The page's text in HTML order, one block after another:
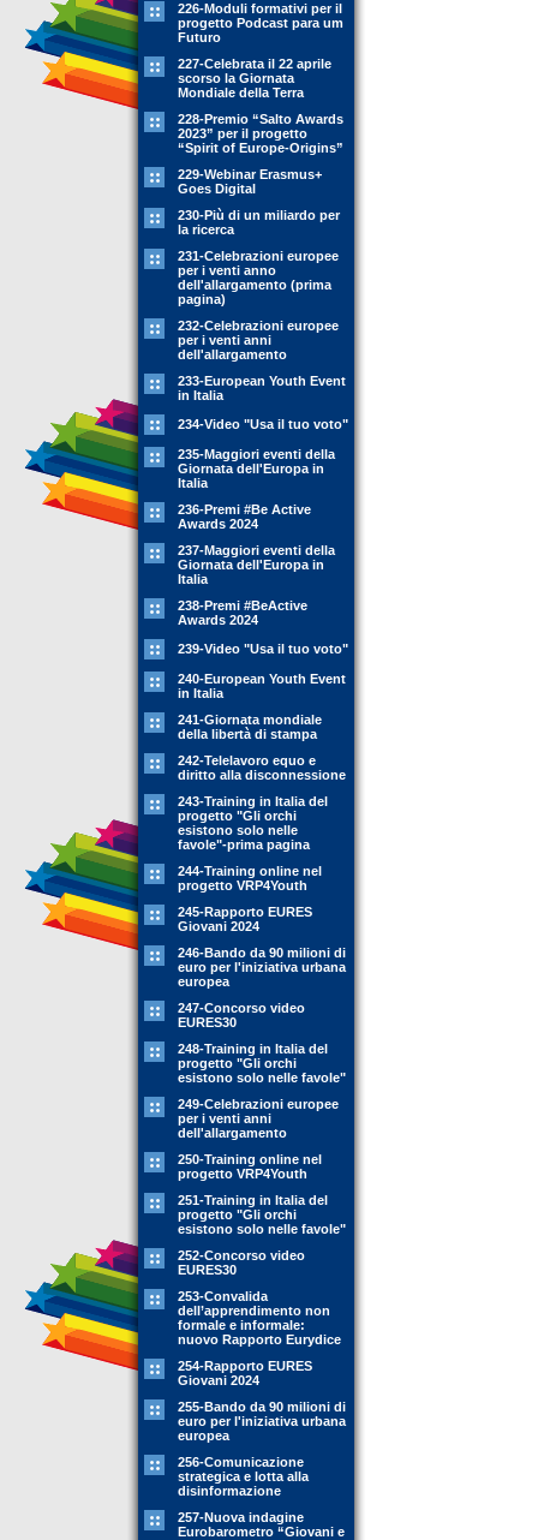
226-Moduli formativi per il
progetto Podcast para um
Futuro
227-Celebrata il 22 aprile
scorso la Giornata
Mondiale della Terra
228-Premio “Salto Awards
2023” per il progetto
“Spirit of Europe-Origins”
229-Webinar Erasmus+
Goes Digital
230-Più di un miliardo per
la ricerca
231-Celebrazioni europee
per i venti anno
dell'allargamento (prima
pagina)
232-Celebrazioni europee
per i venti anni
dell'allargamento
233-European Youth Event
in Italia
234-Video "Usa il tuo voto"
235-Maggiori eventi della
Giornata dell'Europa in
Italia
236-Premi #Be Active
Awards 2024
237-Maggiori eventi della
Giornata dell'Europa in
Italia
238-Premi #BeActive
Awards 2024
239-Video "Usa il tuo voto"
240-European Youth Event
in Italia
241-Giornata mondiale
della libertà di stampa
242-Telelavoro equo e
diritto alla disconnessione
243-Training in Italia del
progetto "Gli orchi
esistono solo nelle
favole"-prima pagina
244-Training online nel
progetto VRP4Youth
245-Rapporto EURES
Giovani 2024
246-Bando da 90 milioni di
euro per l'iniziativa urbana
europea
247-Concorso video
EURES30
248-Training in Italia del
progetto "Gli orchi
esistono solo nelle favole"
249-Celebrazioni europee
per i venti anni
dell'allargamento
250-Training online nel
progetto VRP4Youth
251-Training in Italia del
progetto "Gli orchi
esistono solo nelle favole"
252-Concorso video
EURES30
253-Convalida
dell’apprendimento non
formale e informale:
nuovo Rapporto Eurydice
254-Rapporto EURES
Giovani 2024
255-Bando da 90 milioni di
euro per l'iniziativa urbana
europea
256-Comunicazione
strategica e lotta alla
disinformazione
257-Nuova indagine
Eurobarometro “Giovani e